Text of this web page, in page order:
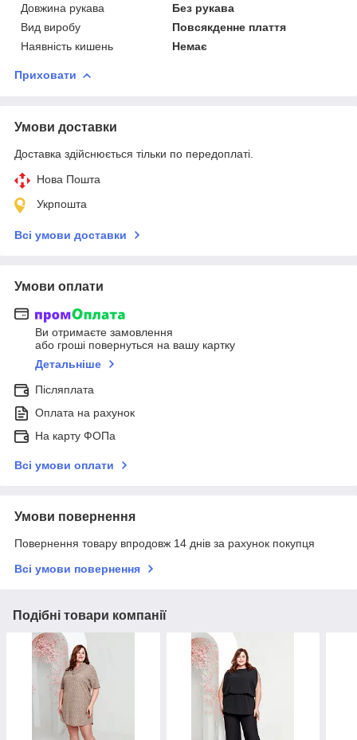
Довжина рукава
Без рукава
Вид виробу
Повсякденне плаття
Наявність кишень
Немає
Приховати
Умови доставки
Доставка здійснюється тільки по передоплаті.
Нова Пошта
Укрпошта
Всі умови доставки
Умови оплати
Ви отримаєте замовлення
або гроші повернуться на вашу картку
Детальніше
Післяплата
Оплата на рахунок
На карту ФОПа
Всі умови оплати
Умови повернення
Повернення товару впродовж 14 днів за рахунок покупця
Всі умови повернення
Подібні товари компанії